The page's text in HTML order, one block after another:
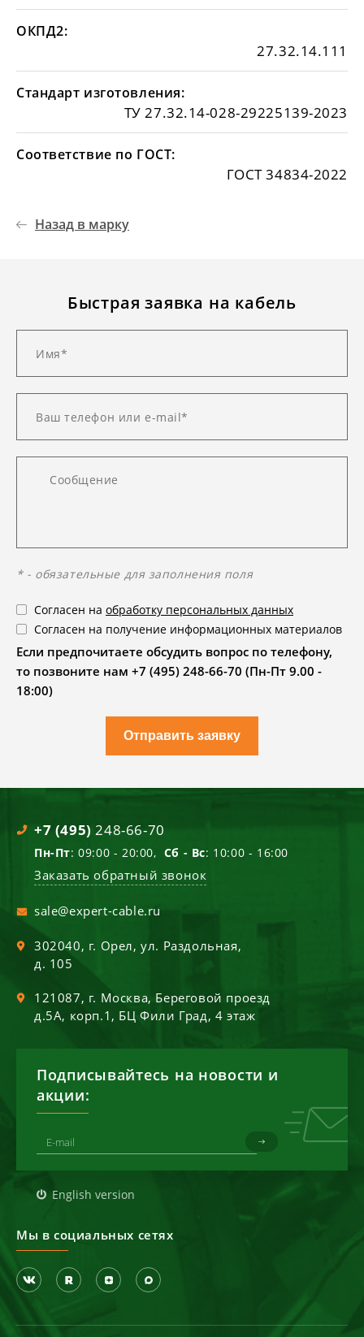
ОКПД2:
27.32.14.111
Стандарт изготовления:
ТУ 27.32.14-028-29225139-2023
Соответствие по ГОСТ:
ГОСТ 34834-2022
Назад в марку
Быстрая заявка на кабель
* - обязательные для заполнения поля
Согласен на обработку персональных данных
Согласен на получение информационных материалов
Если предпочитаете обсудить вопрос по телефону,
то позвоните нам +7 (495) 248-66-70 (Пн-Пт 9.00 -
18:00)
Отправить заявку
+7 (495) 248-66-70
Пн-Пт: 09:00 - 20:00, Сб - Вс: 10:00 - 16:00
Заказать обратный звонок
sale@expert-cable.ru
302040, г. Орел,ул. Раздольная,
д. 105
121087, г. Москва, Береговой проезд
д.5А, корп.1, БЦ Фили Град, 4 этаж
Подписывайтесь на новости и
акции:
English version
Мы в социальных сетях